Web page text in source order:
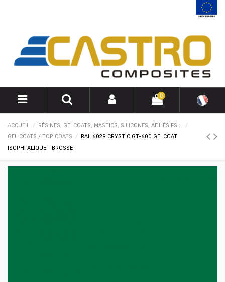
0
ACCUEIL
RÉSINES, GELCOATS, MASTICS, SILICONES, ADHÉSIFS...
GEL COATS / TOP COATS
RAL 6029 CRYSTIC GT-600 GELCOAT
ISOPHTALIQUE - BROSSE